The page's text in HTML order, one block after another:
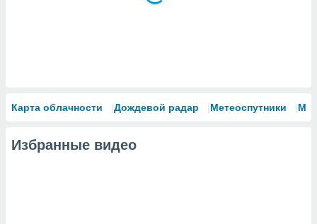
Карта облачности Дождевой радар Метеоспутники
Избранные видео